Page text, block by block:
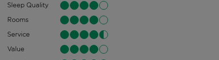
Sleep Quality
Rooms
Service
Value